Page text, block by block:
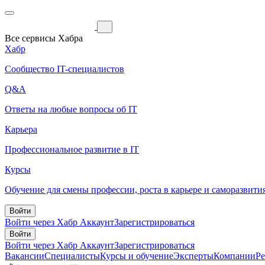
Все сервисы Хабра
Хабр
Сообщество IT-специалистов
Q&A
Ответы на любые вопросы об IT
Карьера
Профессиональное развитие в IT
Курсы
Обучение для смены профессии, роста в карьере и
Войти
Войти через Хабр АккаунтЗарегистрироваться
Войти
Войти через Хабр АккаунтЗарегистрироваться
ВакансииСпециалистыКурсы и обучениеЭкспертыКомпании